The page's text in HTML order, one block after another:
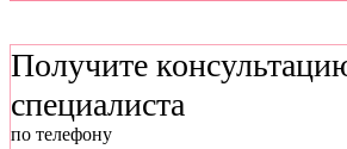
Получите
специалиста
по телефону